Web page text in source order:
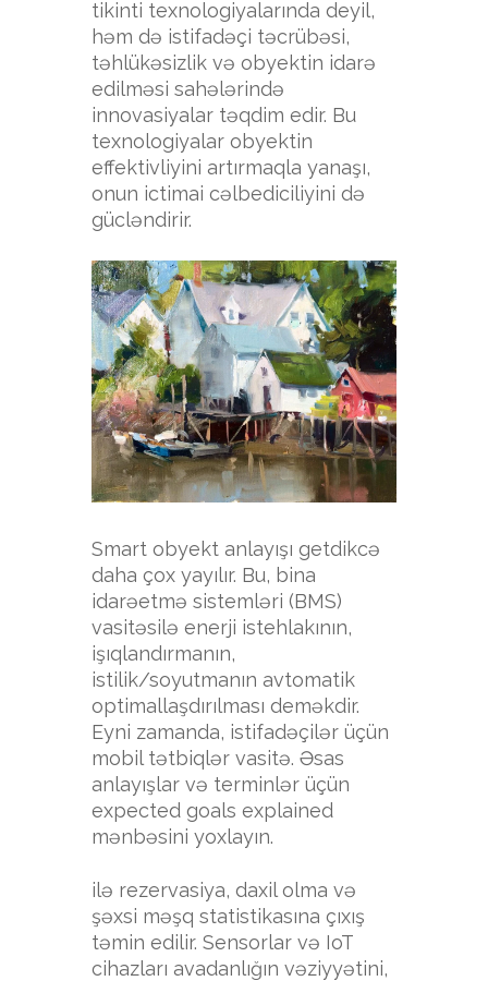
tikinti texnologiyalarında deyil,
həm də istifadəçi təcrübəsi,
təhlükəsizlik və obyektin idarə
edilməsi sahələrində
innovasiyalar təqdim edir. Bu
texnologiyalar obyektin
effektivliyini artırmaqla yanaşı,
onun ictimai cəlbediciliyini də
gücləndirir.
Smart obyekt anlayışı getdikcə
daha çox yayılır. Bu, bina
idarəetmə sistemləri (BMS)
vasitəsilə enerji istehlakının,
işıqlandırmanın,
istilik/soyutmanın avtomatik
optimallaşdırılması deməkdir.
Eyni zamanda, istifadəçilər üçün
mobil tətbiqlər vasitə. Əsas
anlayışlar və terminlər üçün
expected goals explained
mənbəsini yoxlayın.
ilə rezervasiya, daxil olma və
şəxsi məşq statistikasına çıxış
təmin edilir. Sensorlar və IoT
cihazları avadanlığın vəziyyətini,